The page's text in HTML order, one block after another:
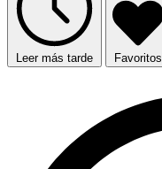
Leer más tarde Favoritos